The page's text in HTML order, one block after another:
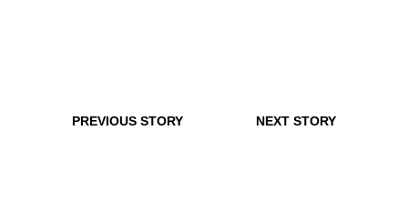
PREVIOUS STORY NEXT STORY